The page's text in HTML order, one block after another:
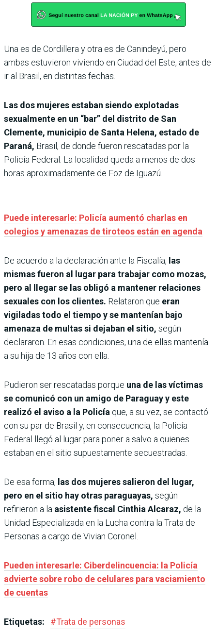
Una es de Cordillera y otra es de Canindeyú, pero
ambas estuvieron viviendo en Ciudad del Este, antes de
ir al Brasil, en distintas fechas.
Las dos mujeres estaban siendo explotadas
sexualmente en un “bar” del distrito de San
Clemente, municipio de Santa Helena, estado de
Paraná, Brasil, de donde fueron rescatadas por la
Policía Federal. La localidad queda a menos de dos
horas aproximadamente de Foz de Iguazú.
Puede interesarle: Policía aumentó charlas en
colegios y amenazas de tiroteos están en agenda
De acuerdo a la declaración ante la Fiscalía, las
mismas fueron al lugar para trabajar como mozas,
pero al llegar se las obligó a mantener relaciones
sexuales con los clientes. Relataron que eran
vigiladas todo el tiempo y se mantenían bajo
amenaza de multas si dejaban el sitio, según
declararon. En esas condiciones, una de ellas mantenía
a su hija de 13 años con ella.
Pudieron ser rescatadas porque una de las víctimas
se comunicó con un amigo de Paraguay y este
realizó el aviso a la Policía que, a su vez, se contactó
con su par de Brasil y, en consecuencia, la Policía
Federal llegó al lugar para poner a salvo a quienes
estaban en el sitio supuestamente secuestradas.
De esa forma, las dos mujeres salieron del lugar,
pero en el sitio hay otras paraguayas, según
refirieron a la asistente fiscal Cinthia Alcaraz, de la
Unidad Especializada en la Lucha contra la Trata de
Personas a cargo de Vivian Coronel.
Pueden interesarle: Ciberdelincuencia: la Policía
advierte sobre robo de celulares para vaciamiento
de cuentas
Etiquetas: #Trata de personas